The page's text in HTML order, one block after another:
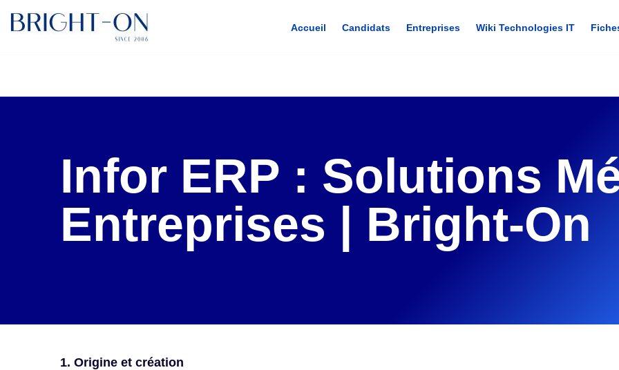
Aller
Accueil Candidats Entreprises Wiki Technologies IT
Infor ERP : Solutions
Entreprises | Bright-On
1. Origine et création